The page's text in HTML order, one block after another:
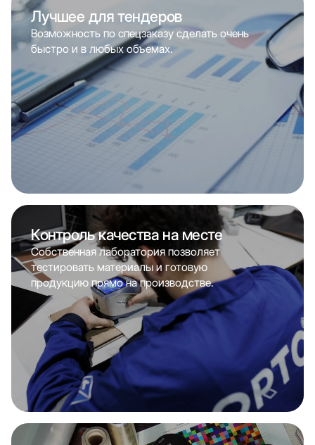
Лучшее для тендеров
Возможность по спецзаказу сделать очень
быстро и в любых объемах.
Контроль качества на месте
Собственная лаборатория позволяет
тестировать материалы и готовую
продукцию прямо на производстве.